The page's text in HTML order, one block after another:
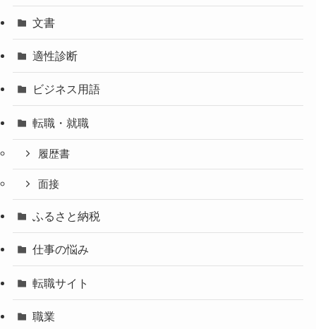
文書
適性診断
ビジネス用語
転職・就職
履歴書
面接
ふるさと納税
仕事の悩み
転職サイト
職業